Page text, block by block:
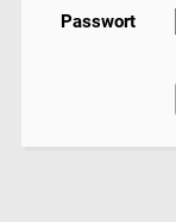
Passwort